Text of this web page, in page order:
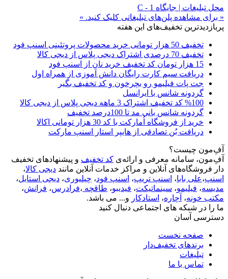
محل تبلیغات | جایگاه C - 1
« برای مشاهده پلن‌های تبلیغاتی کلیک کنید. »
پربازدیدترین تخفیف‌های این هفته
تخفیف 50 هزار تومانی خرید محصولات پروتئینی اسنپ فود
تخفیف 70 درصدی اشتراک دیجی پلاس از دیجی کالا
15 هزار تومان کد تخفیف خرید نان از اسنپ فود
دریافت سیم کارت رایگان دانش آموزی از همراه اول
جت پات فیلیمو رو بچرخون و کد تخفیف بگیر
گردونه شانس با ایرانسل
%100 کد تخفیف اشتراک 3 ماهه دیجی پلاس از دیجی کالا
گردونه شانس بانی مد تا 100درصد تخفیف
خرید از فروشگاه اُمارکت با کد 30 هزار تومانی اکالا
دریافت بُن تصادفی از هایپر استار اسنپ مارکت
آفِ‌مون چیست؟
آفِ‌مون، سامانه معرفی و ارائه‌ی کد تخفیف و پیشنهادهای تخفیف
دار فروشگاه‌های آنلاین و مراکز خدمات آنلاین مانند دیجی کالا،
اسنپ،علی بابا، اسنپ تریپ، اسنپ فود، چیلیوری، دیجی استایل،
مدیسه، فیلیمو، سینماتیکت، فیدیبو، طاقچه ،فرادرس، فرانش،
مکتب خونه، آچاره، استادکار و... می باشد.
ما را در شبکه های اجتماعی دنبال کنید
دسترسی آسان
صفحه نخست
برندهای تخفیف‌دار
تبلیغات
تماس با ما